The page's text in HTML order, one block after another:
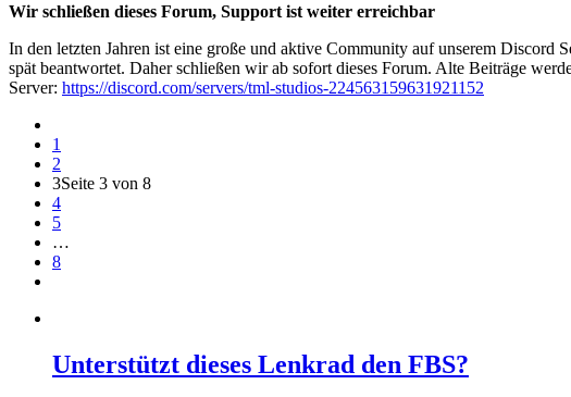
Wir schließen dieses Forum, Support ist weiter erreichbar
In den letzten Jahren ist eine große und aktive Community auf unserem
spät beantwortet. Daher schließen wir ab sofort dieses Forum. Alte Beiträge
Server: https://discord.com/servers/tml-studios-224563159631921152
1
2
3Seite 3 von 8
4
5
…
8
Unterstützt dieses Lenkrad den FBS?